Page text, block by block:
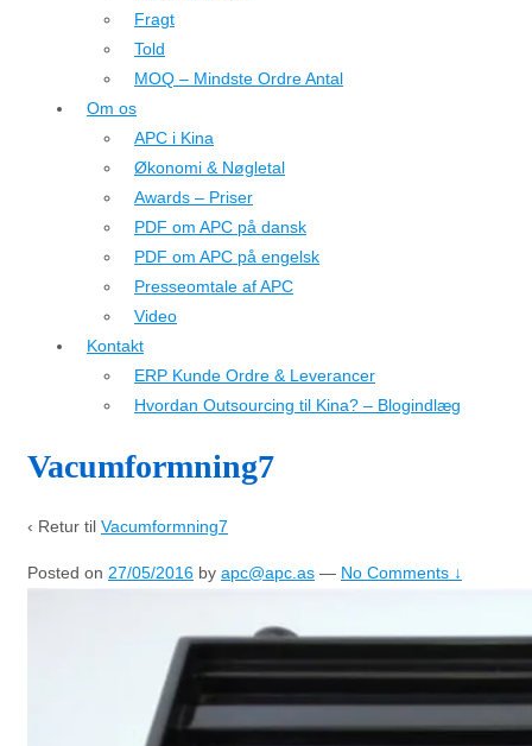
Fragt
Told
MOQ – Mindste Ordre Antal
Om os
APC i Kina
Økonomi & Nøgletal
Awards – Priser
PDF om APC på dansk
PDF om APC på engelsk
Presseomtale af APC
Video
Kontakt
ERP Kunde Ordre & Leverancer
Hvordan Outsourcing til Kina? – Blogindlæg
Vacumformning7
‹ Retur til Vacumformning7
Posted on 27/05/2016 by apc@apc.as — No Comments ↓